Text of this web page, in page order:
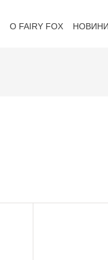
О FAIRY FOX НОВИНИ